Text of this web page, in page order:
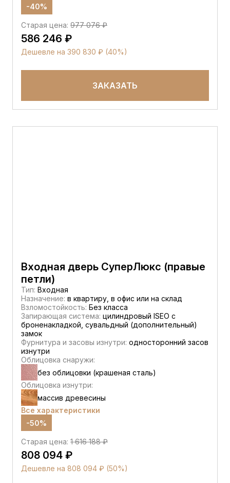
-40%
Старая цена: 977 076 ₽
586 246 ₽
Дешевле на 390 830 ₽ (40%)
ЗАКАЗАТЬ
Входная дверь СуперЛюкс (правые
петли)
Тип: Входная
Назначение: в квартиру, в офис или на склад
Взломостойкость: Без класса
Запирающая система: цилиндровый ISEO с
броненакладкой, сувальдный (дополнительный)
замок
Фурнитура и засовы изнутри: односторонний засов
изнутри
Облицовка снаружи:
без облицовки (крашеная сталь)
Облицовка изнутри:
массив древесины
Все характеристики
-50%
Старая цена: 1 616 188 ₽
808 094 ₽
Дешевле на 808 094 ₽ (50%)